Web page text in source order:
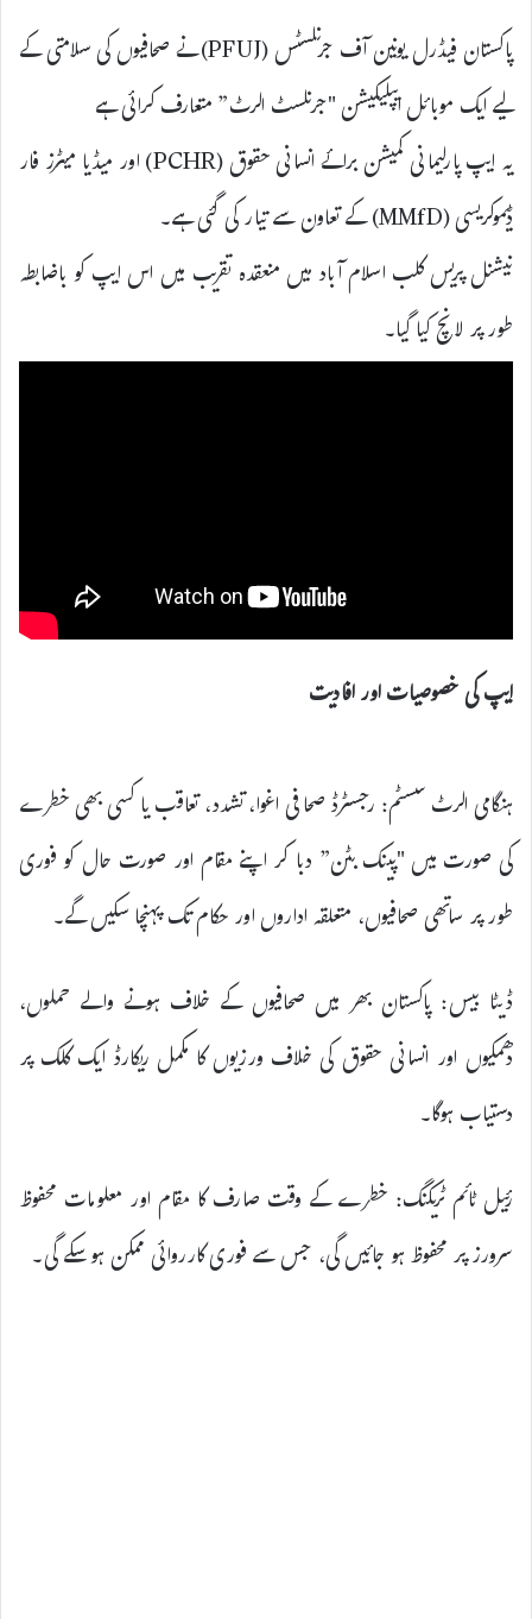
پاکستان فیڈرل یونین آف جرنلسٹس (PFUJ) نے صحافیوں کی سلامتی کے
لیے ایک موبائل ایپلیکیشن "جرنلسٹ الرٹ” متعارف کرائی ہے
یہ ایپ پارلیمانی کمیشن برائے انسانی حقوق (PCHR) اور میڈیا میٹرز فار
ڈیموکریسی (MMfD) کے تعاون سے تیار کی گئی ہے۔
نیشنل پریس کلب اسلام آباد میں منعقدہ تقریب میں اس ایپ کو باضابطہ
طور پر لانچ کیا گیا۔
ایپ کی خصوصیات اور افادیت
ہنگامی الرٹ سسٹم: رجسٹرڈ صحافی اغوا، تشدد، تعاقب یا کسی بھی خطرے
کی صورت میں "پینک بٹن” دبا کر اپنے مقام اور صورت حال کو فوری
طور پر ساتھی صحافیوں، متعلقہ اداروں اور حکام تک پہنچا سکیں گے۔
ڈیٹا بیس: پاکستان بھر میں صحافیوں کے خلاف ہونے والے حملوں،
دھمکیوں اور انسانی حقوق کی خلاف ورزیوں کا مکمل ریکارڈ ایک کلک پر
دستیاب ہوگا۔
رئیل ٹائم ٹریکنگ: خطرے کے وقت صارف کا مقام اور معلومات محفوظ
سرورز پر محفوظ ہو جائیں گی، جس سے فوری کارروائی ممکن ہو سکے گی۔